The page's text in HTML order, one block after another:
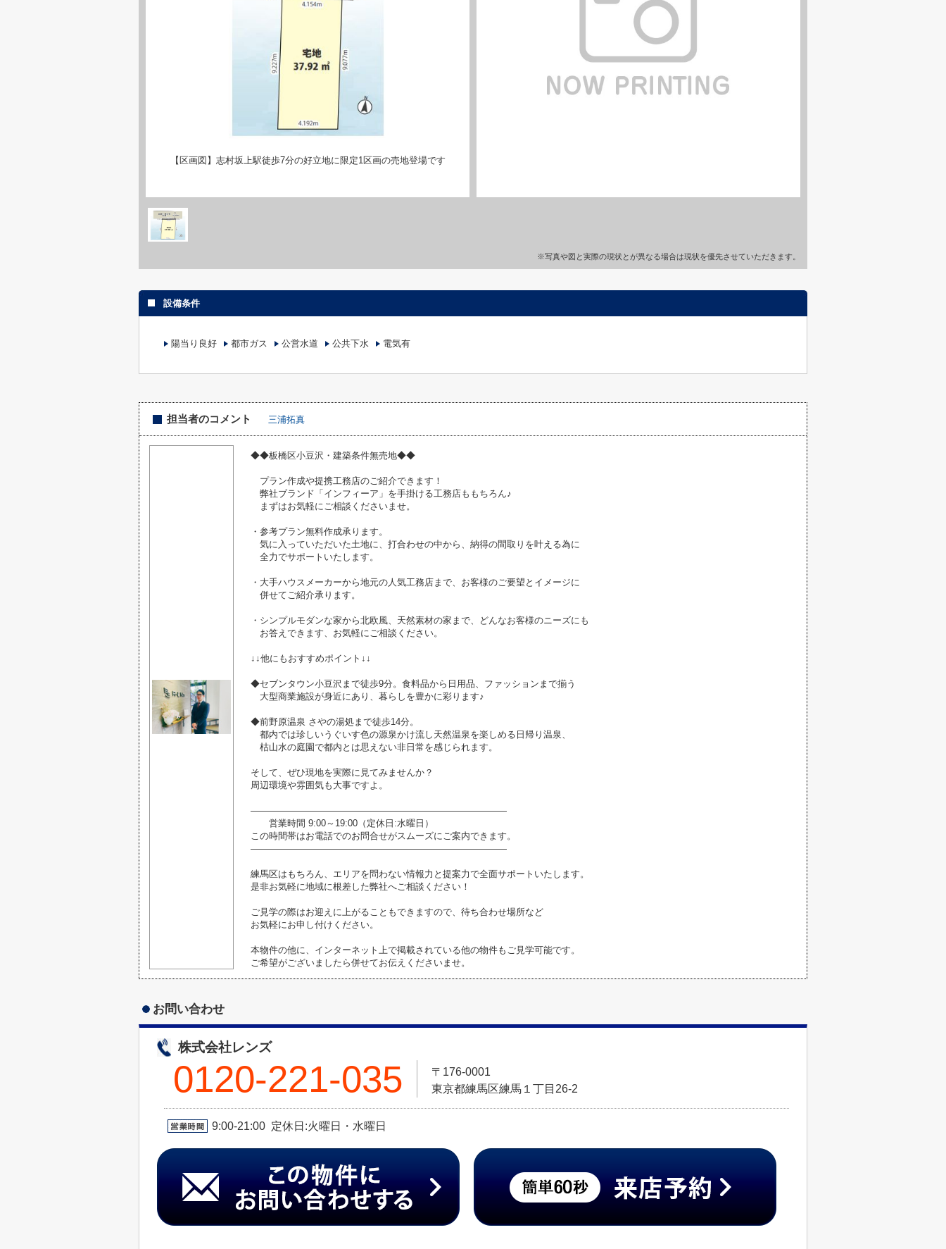
【区画図】志村坂上駅徒歩7分の好立地に限定1区画の売地登場です
※写真や図と実際の現状とが異なる場合は現状を優先させていただきます。
設備条件
陽当り良好 都市ガス 公営水道 公共下水 電気有
担当者のコメント 三浦拓真
◆◆板橋区小豆沢・建築条件無売地◆◆
プラン作成や提携工務店のご紹介できます！
弊社ブランド「インフィーア」を手掛ける工務店ももちろん♪
まずはお気軽にご相談くださいませ。
・参考プラン無料作成承ります。
気に入っていただいた土地に、打合わせの中から、納得の間取りを叶える為に
全力でサポートいたします。
・大手ハウスメーカーから地元の人気工務店まで、お客様のご要望とイメージに
併せてご紹介承ります。
・シンプルモダンな家から北欧風、天然素材の家まで、どんなお客様のニーズにも
お答えできます、お気軽にご相談ください。
↓↓他にもおすすめポイント↓↓
◆セブンタウン小豆沢まで徒歩9分。食料品から日用品、ファッションまで揃う
大型商業施設が身近にあり、暮らしを豊かに彩ります♪
◆前野原温泉 さやの湯処まで徒歩14分。
都内では珍しいうぐいす色の源泉かけ流し天然温泉を楽しめる日帰り温泉、
枯山水の庭園で都内とは思えない非日常を感じられます。
そして、ぜひ現地を実際に見てみませんか？
周辺環境や雰囲気も大事ですよ。
――――――――――――――――――――――――――――
営業時間 9:00～19:00（定休日:水曜日）
この時間帯はお電話でのお問合せがスムーズにご案内できます。
――――――――――――――――――――――――――――
練馬区はもちろん、エリアを問わない情報力と提案力で全面サポートいたします。
是非お気軽に地域に根差した弊社へご相談ください！
ご見学の際はお迎えに上がることもできますので、待ち合わせ場所など
お気軽にお申し付けください。
本物件の他に、インターネット上で掲載されている他の物件もご見学可能です。
ご希望がございましたら併せてお伝えくださいませ。
お問い合わせ
株式会社レンズ
0120-221-035
〒176-0001
東京都練馬区練馬１丁目26-2
9:00-21:00 定休日:火曜日・水曜日